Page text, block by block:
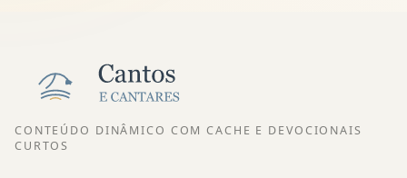
CONTEÚDO DINÂMICO COM CACHE E DEVOCIONAIS
CURTOS